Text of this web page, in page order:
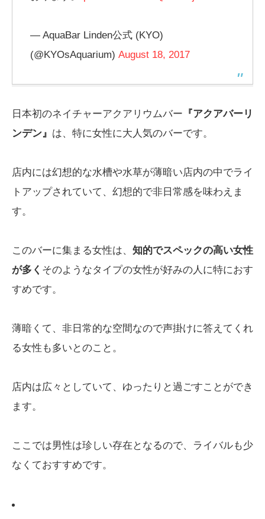
— AquaBar Linden公式 (KYO)
(@KYOsAquarium) August 18, 2017
日本初のネイチャーアクアリウムバー 『アクアバーリ
ンデン』 は、特に女性に大人気のバーです。
店内には幻想的な水槽や水草が薄暗い店内の中でライ
トアップされていて、幻想的で非日常感を味わえま
す。
このバーに集まる女性は、 知的でスペックの高い女性
が多く そのようなタイプの女性が好みの人に特におす
すめです。
薄暗くて、非日常的な空間なので声掛けに答えてくれ
る女性も多いとのこと。
店内は広々としていて、ゆったりと過ごすことができ
ます。
ここでは男性は珍しい存在となるので、ライバルも少
なくておすすめです。